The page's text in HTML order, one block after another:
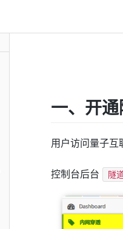
一、开
用户访问量子互
控制台后台 隧